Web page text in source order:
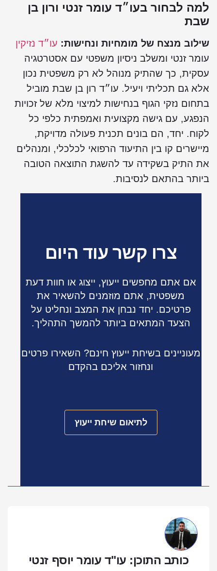
לבחור בעו״ד עומר זנטי ורון בן
מנצח של מומחיות ונחישות:עו״ד נזיקין
זנטי ומשלב ניסיון משפטי עם אסטרטגיה
כך שהתיק מנוהל לא רק משפטית נכון
גם תכליתי ויעיל. עו״ד רון בן שבת מוביל
נזקי הגוף בנחישות למיצוי מלא של זכויות
עם גישה מקצועית ואמפתית כלפי כל
יחד, הם בונים תכנית פעולה מדויקת,
קו בין התיעוד הרפואי לכלכלי, ומנהלים
התיק בשקידה עד להשגת התוצאה הטובה
בהתאם לנסיבות.
צרו קשר עוד היום
אם אתם מחפשים ייעוץ, ייצוג או חוות דעת
משפטית, אתם מוזמנים להשאיר את
פרטיכם. יחד נבחן את המצב ונחליט על
הצעד המתאים ביותר להמשך התהליך.
מעוניינים בשיחת ייעוץ חינם? השאירו פרטים
ונחזור אליכם בהקדם
לתיאום שיחת ייעוץ
כותב התוכן: עו"ד עומר יוסף זנטי